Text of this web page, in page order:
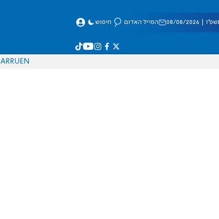
08/2026 המייל האדום חיפוש
EN
RU
AR